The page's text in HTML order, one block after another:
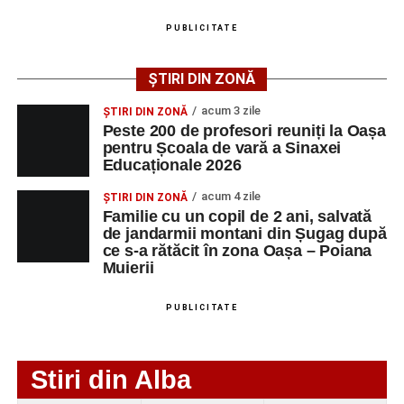
august 2026, precum și datele de contact ale
LMV
MAIL
Technology Srl
OPERATOR LA
MASINI-UNELTE
CU COMANDA
NUMERICA
Adaugă-ne ca sursă preferată
Urmărește-ne pe Google News
PUBLICITATE
ȘTIRI DIN ZONĂ
ȘTIRI DIN ZONĂ acum 3 zile
Peste 200 de profesori reuniți la Oașa
pentru Școala de vară a Sinaxei
Educaționale 2026
ȘTIRI DIN ZONĂ acum 4 zile
Familie cu un copil de 2 ani, salvată
de jandarmii montani din Șugag după
ce s-a rătăcit în zona Oașa – Poiana
Muierii
PUBLICITATE
Stiri din Alba